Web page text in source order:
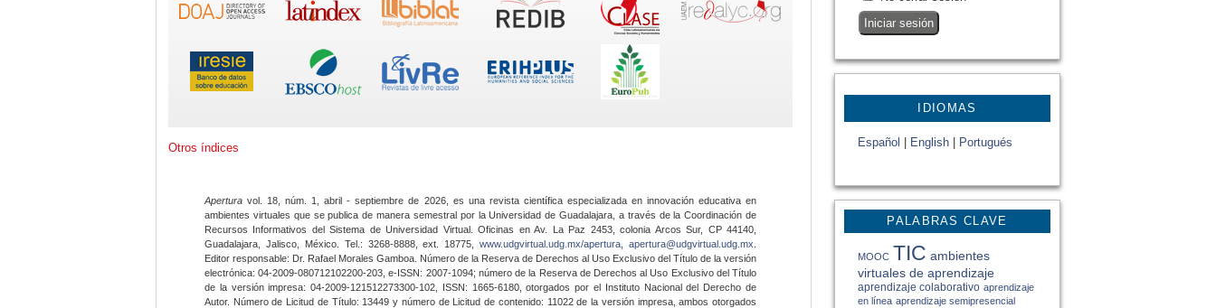
IDIOMAS
Español English Portugués
PALABRAS CLAVE
MOOC TIC ambientes
virtuales de aprendizaje
aprendizaje colaborativo aprendizaje
en línea aprendizaje semipresencial
Otros índices
Apertura vol. 18, núm. 1, abril - septiembre de 2026, es una revista científica especializada en innovación educativa en
ambientes virtuales que se publica de manera semestral por la Universidad de Guadalajara, a través de la Coordinación de
Recursos Informativos del Sistema de Universidad Virtual. Oficinas en Av. La Paz 2453, colonia Arcos Sur, CP 44140,
Guadalajara, Jalisco, México. Tel.: 3268-8888, ext. 18775,www.udgvirtual.udg.mx/apertura apertura@udgvirtual.udg.mx
Editor responsable: Dr. Rafael Morales Gamboa. Número de la Reserva de Derechos al Uso Exclusivo del Título de la versión
electrónica: 04-2009-080712102200-203, e-ISSN: 2007-1094; número de la Reserva de Derechos al Uso Exclusivo del Título
de la versión impresa: 04-2009-121512273300-102, ISSN: 1665-6180, otorgados por el Instituto Nacional del Derecho de
Autor. Número de Licitud de Título: 13449 y número de Licitud de contenido: 11022 de la versión impresa, ambos otorgados